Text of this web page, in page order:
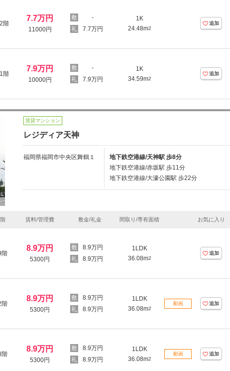
階
7.7万円
11000円
-
7.7万円
1K
24.48m2
追加
階
7.9万円
10000円
-
7.9万円
1K
34.59m2
追加
賃貸マンション
レジディア天神
福岡県福岡市中央区舞鶴１
地下鉄空港線/天神駅 歩8分
地下鉄空港線/赤坂駅 歩11分
地下鉄空港線/大濠公園駅 歩22分
階 賃料/管理費 敷金/礼金 間取り/専有面積 お気に入り
階
8.9万円
5300円
8.9万円
8.9万円
1LDK
36.08m2
追加
階
8.9万円
5300円
8.9万円
8.9万円
1LDK
36.08m2
動画 追加
階
8.9万円
5300円
8.9万円
8.9万円
1LDK
36.08m2
動画 追加